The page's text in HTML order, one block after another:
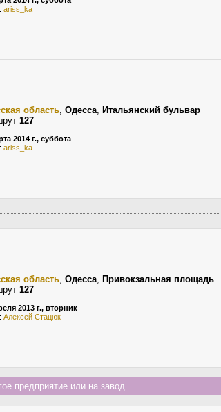
ariss_ka
область, Одесса, Итальянский бульвар
127
2014 г., суббота
ariss_ka
область, Одесса, Привокзальная площадь
127
2013 г., вторник
Алексей Стацюк
предприятие или на завод